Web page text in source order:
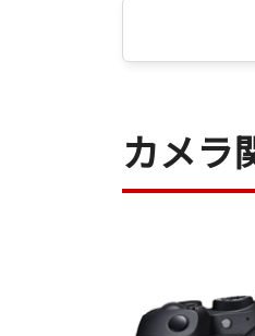
カメラ